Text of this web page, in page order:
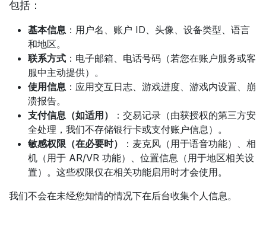
包括：
基本信息 ：用户名、账户 ID、头像、设备类型、语言
和地区。
联系方式 ：电子邮箱、电话号码（若您在账户服务或客
服中主动提供）。
使用信息 ：应用交互日志、游戏进度、游戏内设置、崩
溃报告。
支付信息（如适用）
：交易记录（由获授权的第三方安
全处理，我们不存储银行卡或支付账户信息）。
敏感权限（在必要时）
：麦克风（用于语音功能）、相
机（用于 AR/VR 功能）、位置信息（用于地区相关设
置）。这些权限仅在相关功能启用时才会使用。
我们不会在未经您知情的情况下在后台收集个人信息。